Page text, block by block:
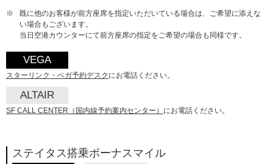
※
既に他のお客様が前方座席を指定いただいている場合は、ご希望に添えな
い場合もございます。
当日空港カウンターにて前方座席の指定をご希望の場合も同様です。
VEGA
スターリンク・ベガ予約デスク にお電話ください。
ALTAIR
SF CALL CENTER（国内線予約案内センター） にお電話ください。
ステイタス搭乗ボーナスマイル